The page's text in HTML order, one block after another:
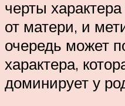
черты
от матери, и
очередь может
характера,
доминирует у